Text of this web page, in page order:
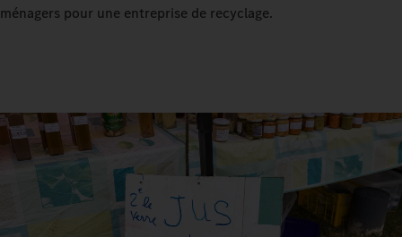
ménagers pour une entreprise de recyclage.